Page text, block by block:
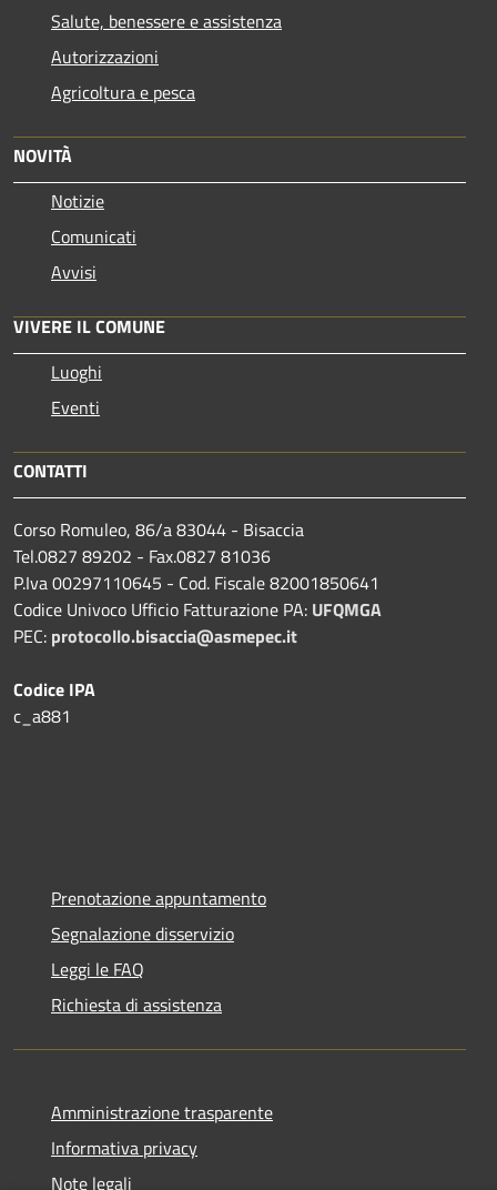
Salute, benessere e assistenza
Autorizzazioni
Agricoltura e pesca
NOVITÀ
Notizie
Comunicati
Avvisi
VIVERE IL COMUNE
Luoghi
Eventi
CONTATTI
Corso Romuleo, 86/a 83044 - Bisaccia
Tel.0827 89202 - Fax.0827 81036
P.Iva 00297110645 - Cod. Fiscale 82001850641
Codice Univoco Ufficio Fatturazione PA: UFQMGA
PEC: protocollo.bisaccia@asmepec.it
Codice IPA
c_a881
Prenotazione appuntamento
Segnalazione disservizio
Leggi le FAQ
Richiesta di assistenza
Amministrazione trasparente
Informativa privacy
Note legali